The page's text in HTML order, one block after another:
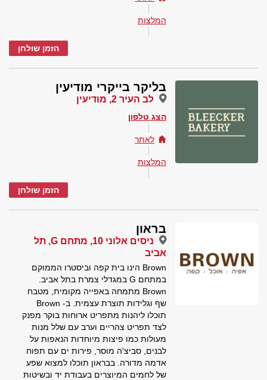
המלצות
הזמן שולחן
בליקר בייקרי מודיעין
לב העיר 2, מודיעין
הצג טלפון
לאתר
המלצות
הזמן שולחן
בראון
ניסים אלוני 10, מתחם G, תל
אביב
Brown הינו בית קפה וביסטרו הממוקם
במתחם G במגדלי צמרת בתל אביב.
Brown מתמחה באפייה מקומית, מטבח
שף וגלידות תוצרת עצמית. ב- Brown
תוכלו ליהנות מתפריט ארוחות בוקר מפנק
לצד תפריט צהריים וערב עם שלל מנות
מעולות כמו פיצות מיוחדות הנאפות על
לבנים, סביצ'ה מוסר, פירות ים עם תפוח
אדמה מדורה. בבראון תוכלו למצוא שפע
של לחמים המיוצרים בעבודת יד ובשיטות